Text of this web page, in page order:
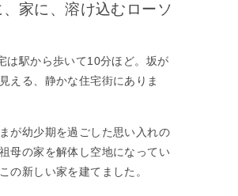
家に、溶け込むローソ
は駅から歩いて10分ほど。坂が
える、静かな住宅街にありま
が幼少期を過ごした思い入れの
母の家を解体し空地になってい
の新しい家を建てました。